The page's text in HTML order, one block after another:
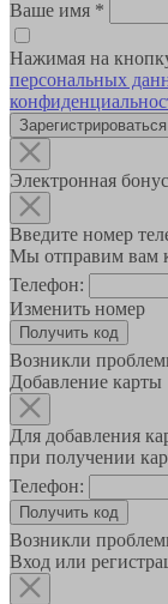
Ваше имя *
Нажимая на
персональных
Зарегистрироваться
Электронная
Введите номер
Мы отправим вам
Телефон:
Изменить номер
Возникли
Добавление карты
Для добавления
при получении
Телефон:
Возникли
Вход или